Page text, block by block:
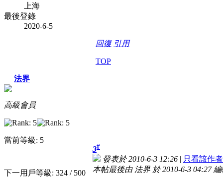
上海
最後登錄
2020-6-5
回復 引用
TOP
法界
高級會員
當前等級: 5
下一用戶等級: 324 / 500
3#
發表於 2010-6-3 12:26 | 只看該作者
本帖最後由 法界 於 2010-6-3 04:27